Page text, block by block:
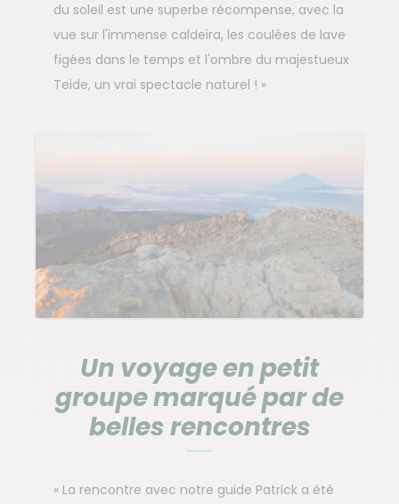
du soleil est une superbe récompense, avec la
vue sur l'immense caldeira, les coulées de lave
figées dans le temps et l'ombre du majestueux
Teide, un vrai spectacle naturel ! »
Un voyage en petit
groupe marqué par de
belles rencontres
« La rencontre avec notre guide Patrick a été